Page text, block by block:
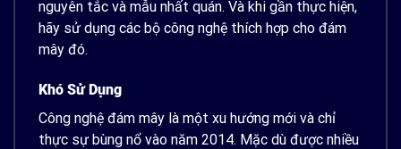
nguyên tắc và mẫu nhất quán. Và khi gần thực hiện,
hãy sử dụng các bộ công nghệ thích hợp cho đám
mây đó.
Khó Sử Dụng
Công nghệ đám mây là một xu hướng mới và chỉ
thực sự bùng nổ vào năm 2014. Mặc dù được nhiều